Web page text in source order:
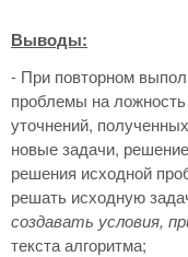
Выводы:
- При повторном
проблемы на
уточнений,
новые задачи,
решения исходной
решать исходную
создавать условия,
текста алгоритма;